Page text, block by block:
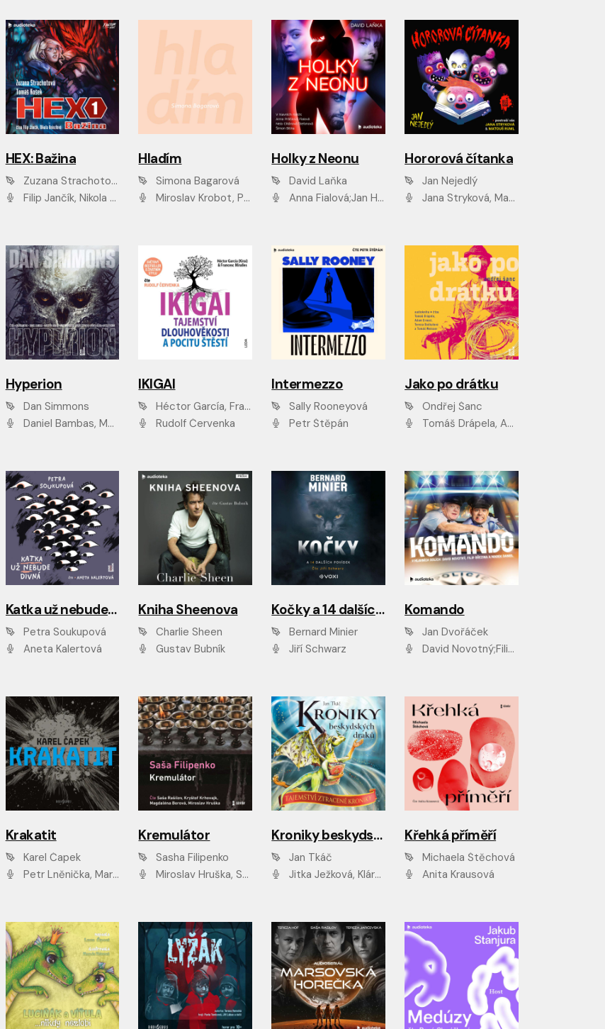
HEX: Bažina
Zuzana Strachotová, Tomáš Košek
Filip Jančík, Nikola Heinzlová
Hladím
Simona Bagarová
Miroslav Krobot, Pavla Beretová, Jan Cina, Lenka Termerová, Petra Špalková
Holky z Neonu
David Laňka
Anna Fialová;Jan Hájek;Šimon Bilina;Dana Černá;Dana Syslová;Ondřej Malý;Radím Jíra;Sára Korbelová;Anna Peřinová;Nela Cikánová Štefanová
Hororová čítanka
Jan Nejedlý
Jana Stryková, Matouš Ruml
Hyperion
Dan Simmons
Daniel Bambas, Marie Štípková, Martin Myšička, Miroslav Hanuš, Viktor Kuzník, Jan Hájek, Ondřej Novák
IKIGAI
Héctor García, Francesc Miralles
Rudolf Červenka
Intermezzo
Sally Rooneyová
Petr Štěpán
Jako po drátku
Ondřej Šanc
Tomáš Drápela, Adam Ernest, Tereza Dočkalová, Tomáš Weisser
Katka už nebude divná
Petra Soukupová
Aneta Kalertová
Kniha Sheenova
Charlie Sheen
Gustav Bubník
Kočky a 14 dalších povídek
Bernard Minier
Jiří Schwarz
Komando
Jan Dvořáček
David Novotný;Filip Březina;Marek Daniel
Krakatit
Karel Čapek
Petr Lněnička, Marek Holý, Ivan Trojan, Ondřej Brousek, Viktor Preiss, Eliška Zbranková, František Němec, Jaroslav Satoranský, Anežka Šťastná, Jaromír Meduna, Různí interpreti
Kremulátor
Sasha Filipenko
Miroslav Hruška, Saša Rašilov ml., Magdaléna Borová, Kryštof Krhovják
Kroniky beskydských draků: Tajemství ztracené kroniky
Jan Tkáč
Jitka Ježková, Klára Nováková
Křehká příměří
Michaela Štěchová
Anita Krausová